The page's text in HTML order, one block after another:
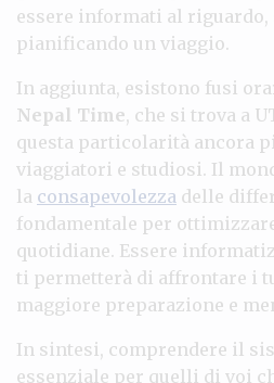
essere informati al riguardo,
pianificando un viaggio.
In aggiunta, esistono fusi
Nepal Time, che si trova a
questa particolarità ancora
viaggiatori e studiosi. Il
la consapevolezza delle
fondamentale per
quotidiane. Essere
ti permetterà di affrontare i
maggiore preparazione e
In sintesi, comprendere il
essenziale per quelli di voi